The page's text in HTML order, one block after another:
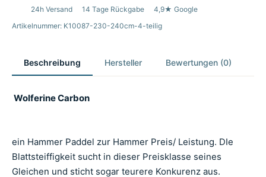
24h Versand 14 Tage Rückgabe
4,9★ Google
Artikelnummer: K10087-230-240cm-4-teilig
Beschreibung Hersteller Bewertungen (0)
Wolferine Carbon
ein Hammer Paddel zur Hammer Preis/ Leistung. DIe
Blattsteiffigkeit sucht in dieser Preisklasse seines
Gleichen und sticht sogar teurere Konkurenz aus.